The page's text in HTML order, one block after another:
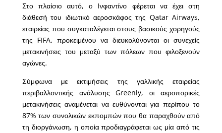
Στο πλαίσιο αυτό, ο Ινφαντίνο φέρεται να έχει στη
διάθεσή του ιδιωτικό αεροσκάφος της Qatar Airways,
εταιρείας που συγκαταλέγεται στους βασικούς χορηγούς
της FIFA, προκειμένου να διευκολύνονται οι συνεχείς
μετακινήσεις του μεταξύ των πόλεων που φιλοξενούν
αγώνες.
Σύμφωνα με εκτιμήσεις της γαλλικής εταιρείας
περιβαλλοντικής ανάλυσης Greenly, οι αεροπορικές
μετακινήσεις αναμένεται να ευθύνονται για περίπου το
87% των συνολικών εκπομπών που θα παραχθούν από
τη διοργάνωση, η οποία προδιαγράφεται ως μία από τις